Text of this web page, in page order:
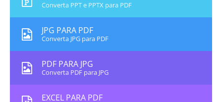
Converta PPT e PPTX para PDF
JPG PARA PDF
Converta JPG para PDF
PDF PARA JPG
Converta PDF para JPG
EXCEL PARA PDF